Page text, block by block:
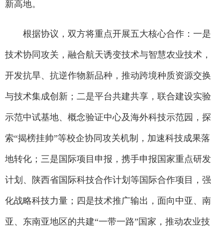
新高地。
根据协议，双方将重点开展五大核心合作：一是
技术协同攻关，融合航天诱变技术与智慧农业技术，
开发抗旱、抗逆作物新品种，推动跨境种质资源交换
与技术集成创新；二是平台共建共享，联合建设实验
示范中试基地、概念验证中心及海外科技示范园，探
索“揭榜挂帅”等校企协同攻关机制，加速科技成果落
地转化；三是国际项目申报，携手申报国家重点研发
计划、陕西省国际科技合作计划等国际合作项目，强
化战略科技力量；四是技术推广输出，面向中亚、南
亚、东南亚地区的共建“一带一路”国家，推动农业技